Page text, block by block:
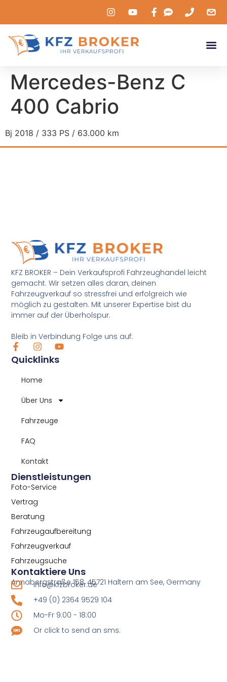
Mercedes-Benz C
400 Cabrio
Bj 2018 / 333 PS / 63.000 km
KFZ BROKER – Dein Verkaufsprofi Fahrzeughandel leicht
gemacht. Wir setzen alles daran, deinen
Fahrzeugverkauf so stressfrei und erfolgreich wie
möglich zu gestalten. Mit unserer Expertise bist du
immer auf der Überholspur.
Bleib in Verbindung Folge uns auf:
Dienstleistungen
Foto-Service
Vertrag
Beratung
Fahrzeugaufbereitung
Fahrzeugverkauf
Fahrzeugsuche
Quicklinks
Home
Über Uns
Fahrzeuge
FAQ
Kontakt
Kontaktiere Uns
Annabergstraße 158, 45721 Haltern am See, Germany
info@kfzbroker.de
+49 (0) 2364 9529 104
Mo-Fr 9:00 - 18:00
Or click to send an sms.